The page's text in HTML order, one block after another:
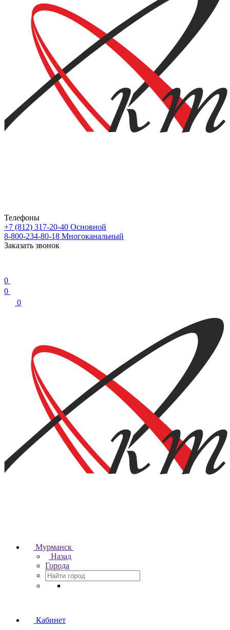
Телефоны
+7 (812) 317-20-40 Основной
8-800-234-80-18 Многоканальный
Заказать звонок
0
0
0
Мурманск
Назад
Города
Кабинет